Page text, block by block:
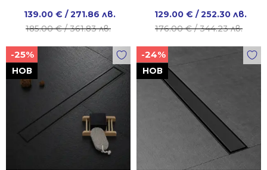
185.00€/ 361.83 лв.
Original
price
185.00 €
/
361.83 лв..
139.00 € / 271.86 лв.
Current
price
139.00 €
/
271.86 лв..
176.00€/ 344.23 лв.
Original
price
129.00 € / 252.30 лв.
Current
price
НОВ
-25%
НОВ
-24%